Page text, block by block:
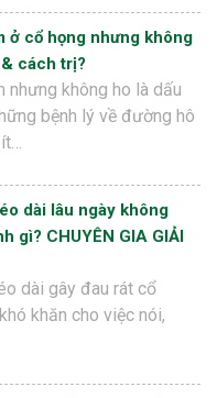
ở cổ họng nhưng không
cách trị?
nhưng không ho là dấu
bệnh lý về đường hô
dài lâu ngày không
gì? CHUYÊN GIA GIẢI
dài gây đau rát cổ
khăn cho việc nói,